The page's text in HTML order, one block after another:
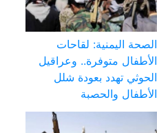
الصحة اليمنية: لقاحات
الأطفال متوفرة.. وعراقيل
الحوثي تهدد بعودة شلل
الأطفال والحصبة